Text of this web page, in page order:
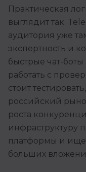
Практическая
выглядит так.
аудитория уже
экспертность и
быстрые чат-
работать с
стоит
российский
роста
инфраструктуру
платформы и
больших